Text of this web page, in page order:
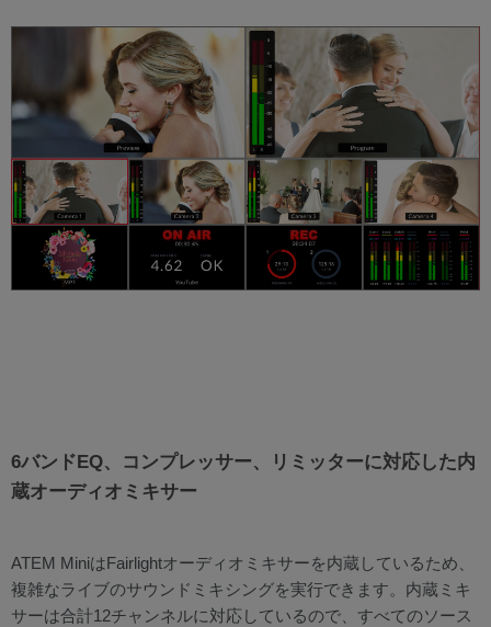
6バンドEQ、コンプレッサー、リミッターに対応した内
蔵オーディオミキサー
ATEM MiniはFairlightオーディオミキサーを内蔵しているため、
複雑なライブのサウンドミキシングを実行できます。内蔵ミキ
サーは合計12チャンネルに対応しているので、すべてのソース